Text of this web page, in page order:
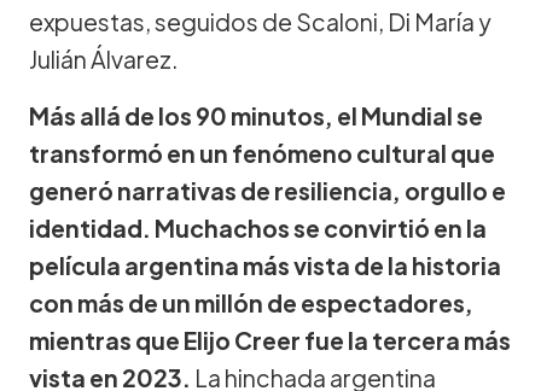
expuestas, seguidos de Scaloni, Di María y
Julián Álvarez.
Más allá de los 90 minutos, el Mundial se
transformó en un fenómeno cultural que
generó narrativas de resiliencia, orgullo e
identidad. Muchachos se convirtió en la
película argentina más vista de la historia
con más de un millón de espectadores,
mientras que Elijo Creer fue la tercera más
vista en 2023. La hinchada argentina